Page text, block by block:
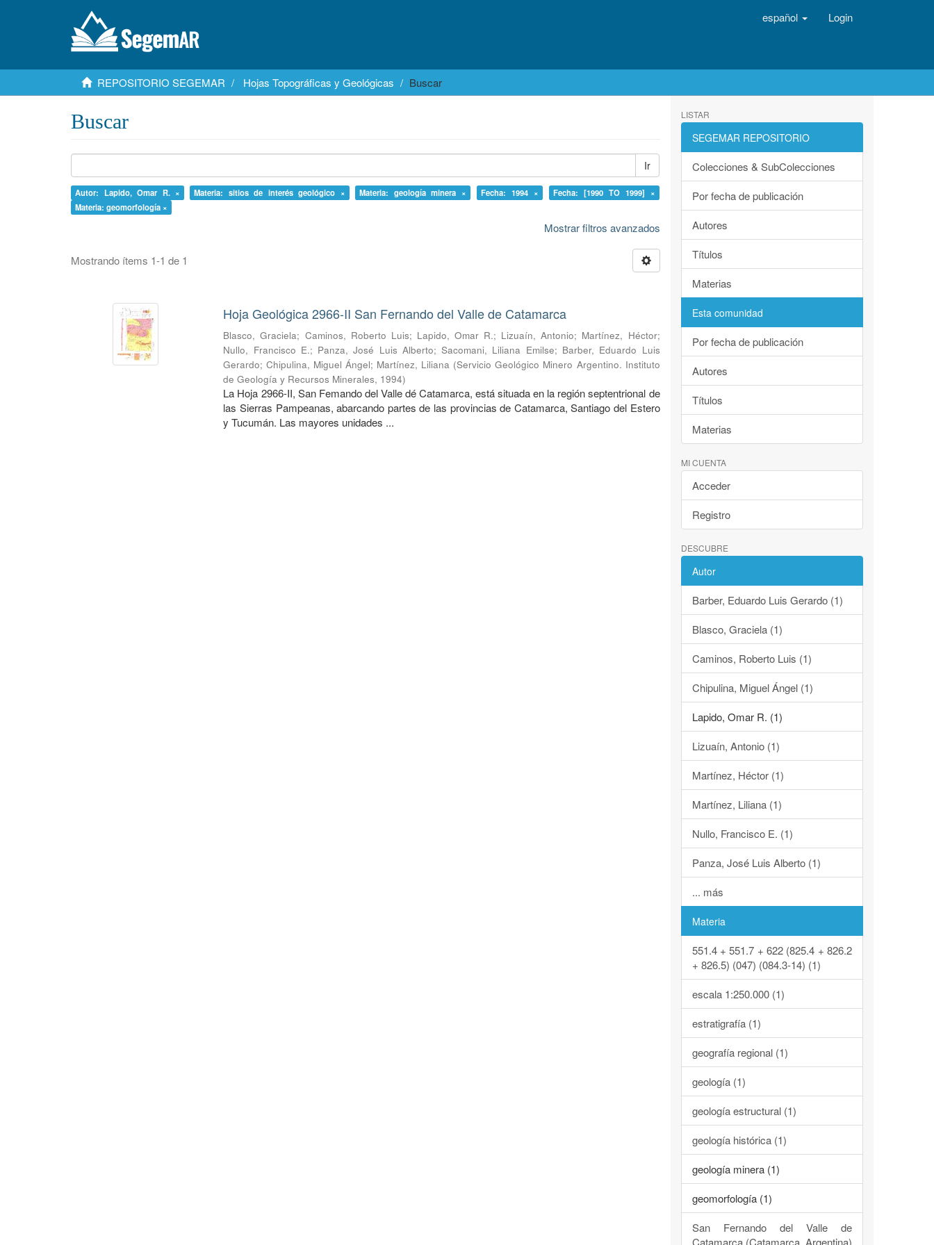
español Login
REPOSITORIO SEGEMAR Hojas Topográficas y Geológicas Buscar
Buscar
Ir
Autor: Lapido, Omar R. × Materia: sitios de interés geológico × Materia: geología minera × Fecha: 1994 ×
Fecha: [1990 TO 1999] ×
Materia: geomorfología ×
Mostrar filtros avanzados
Mostrando ítems 1-1 de 1
Hoja Geológica 2966-II San Fernando del Valle de Catamarca
Blasco, Graciela; Caminos, Roberto Luis; Lapido, Omar R.; Lizuaín, Antonio; Martínez, Héctor;
Nullo, Francisco E.; Panza, José Luis Alberto;Sacomani, Liliana Emilse; Barber, Eduardo Luis
Gerardo;Chipulina, Miguel Ángel; Martínez, Liliana (Servicio Geológico Minero Argentino. Instituto
de Geología y Recursos Minerales, 1994)
La Hoja 2966-II, San Femando del Valle dé Catamarca, está situada en la región septentrional de
las Sierras Pampeanas, abarcando partes de las provincias de Catamarca, Santiago del Estero
y Tucumán. Las mayores unidades ...
LISTAR
SEGEMAR REPOSITORIO
Colecciones & SubColecciones
Por fecha de publicación
Autores
Títulos
Materias
Esta comunidad
Por fecha de publicación
Autores
Títulos
Materias
MI CUENTA
Acceder
Registro
DESCUBRE
Autor
Barber, Eduardo Luis Gerardo (1)
Blasco, Graciela (1)
Caminos, Roberto Luis (1)
Chipulina, Miguel Ángel (1)
Lapido, Omar R. (1)
Lizuaín, Antonio (1)
Martínez, Héctor (1)
Martínez, Liliana (1)
Nullo, Francisco E. (1)
Panza, José Luis Alberto (1)
... más
Materia
551.4 + 551.7 + 622 (825.4 + 826.2
+ 826.5) (047) (084.3-14) (1)
escala 1:250.000 (1)
estratigrafía (1)
geografía regional (1)
geología (1)
geología estructural (1)
geología histórica (1)
geología minera (1)
geomorfología (1)
San Fernando del Valle de
Catamarca (Catamarca, Argentina)